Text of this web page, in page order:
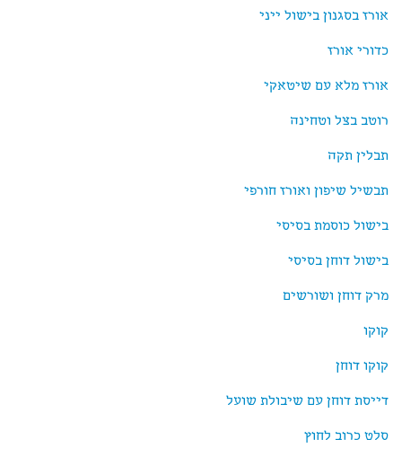
אורז בסגנון בישול ייני
כדורי אורז
אורז מלא עם שיטאקי
רוטב בצל וטחינה
תבלין תקה
תבשיל שיפון ואורז חורפי
בישול כוסמת בסיסי
בישול דוחן בסיסי
מרק דוחן ושורשים
קוקו
קוקו דוחן
דייסת דוחן עם שיבולת שועל
סלט כרוב לחוץ